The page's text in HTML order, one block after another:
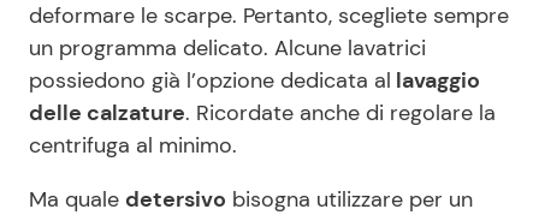
deformare le scarpe. Pertanto, scegliete sempre
un programma delicato. Alcune lavatrici
possiedono già l’opzione dedicata al lavaggio
delle calzature. Ricordate anche di regolare la
centrifuga al minimo.
Ma quale detersivo bisogna utilizzare per un